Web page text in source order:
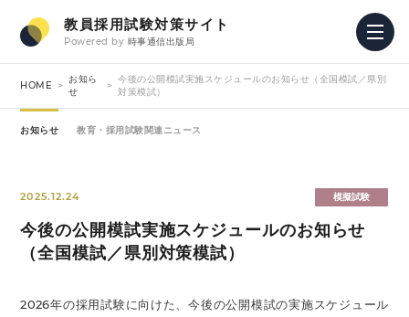
教員採用試験対策サイト
Powered by 時事通信出版局
HOME
お知ら
せ
今後の公開模試実施スケジュールのお知らせ（全国模試／県別
対策模試）
お知らせ 教育・採用試験関連ニュース
2025.12.24 模擬試験
今後の公開模試実施スケジュールのお知らせ
（全国模試／県別対策模試）
2026年の採用試験に向けた、今後の公開模試の実施スケジュール